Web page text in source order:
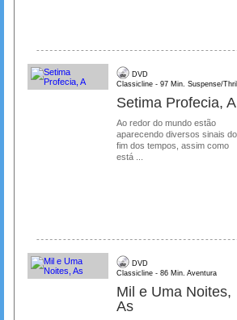
DVD
Classicline - 97 Min. Suspense/
Setima Profecia, A
Ao redor do mundo estão
aparecendo diversos sinais do
fim dos tempos, assim como
está ...
DVD
Classicline - 86 Min. Aventura
Mil e Uma Noites,
As